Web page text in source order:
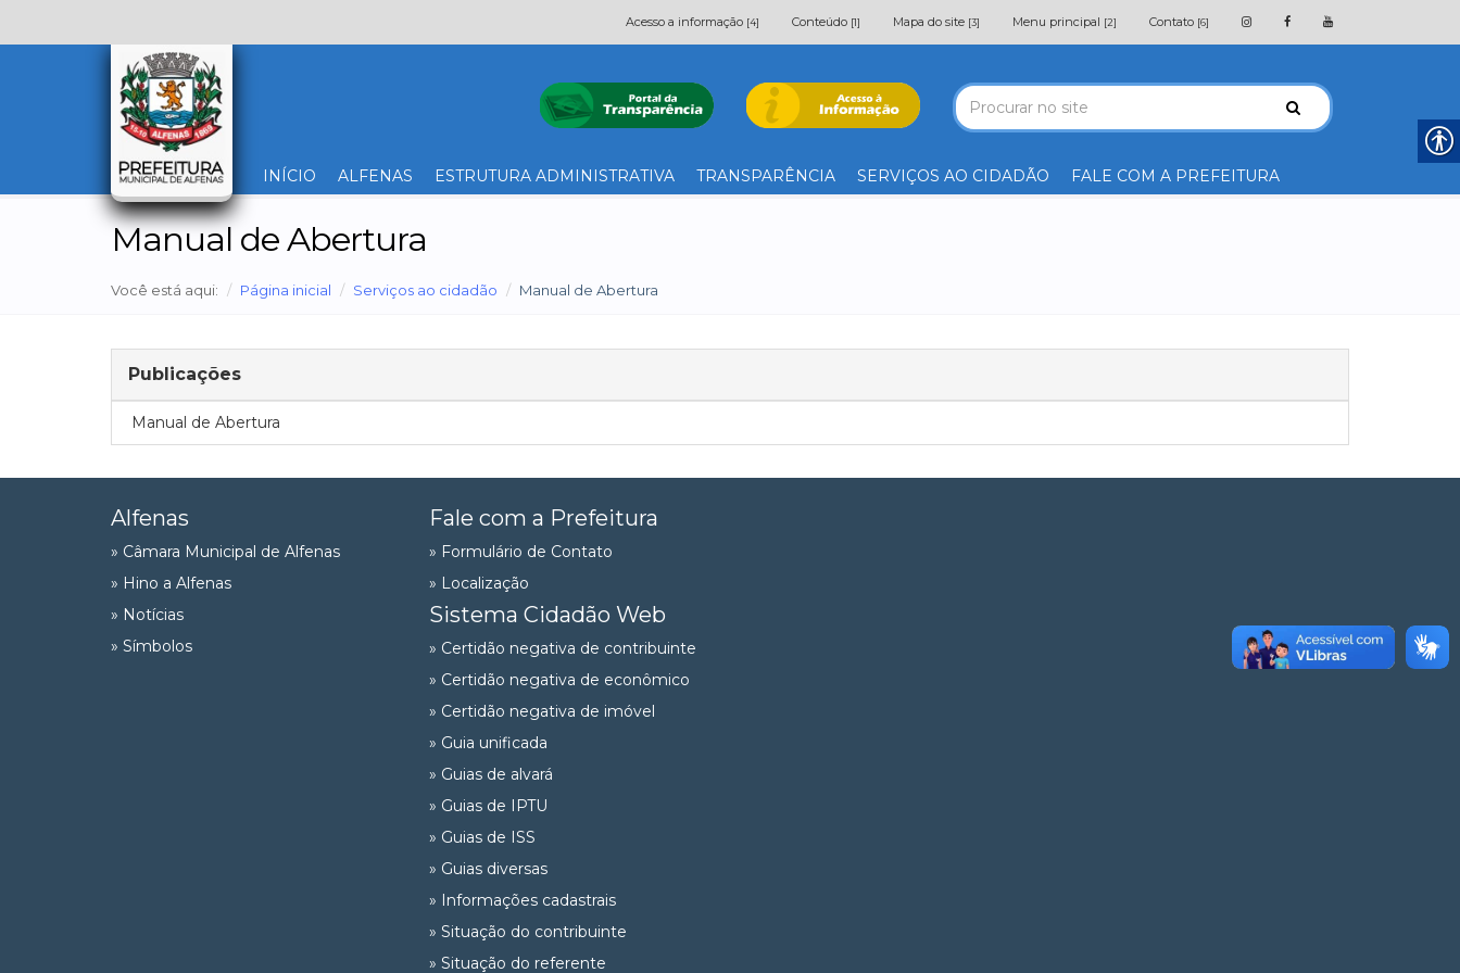
Acesso a informação [4] Conteúdo [1] Mapa do site [3] Menu principal [2] Contato [6]
INÍCIO ALFENAS ESTRUTURA ADMINISTRATIVA TRANSPARÊNCIA SERVIÇOS AO CIDADÃO FALE COM A PREFEITURA
Manual de Abertura
Você está aqui: Página inicial Serviços ao cidadão Manual de Abertura
Publicações
Manual de Abertura
Alfenas
» Câmara Municipal de Alfenas
» Hino a Alfenas
» Notícias
» Símbolos
Fale com a Prefeitura
» Formulário de Contato
» Localização
Sistema Cidadão Web
» Certidão negativa de contribuinte
» Certidão negativa de econômico
» Certidão negativa de imóvel
» Guia unificada
» Guias de alvará
» Guias de IPTU
» Guias de ISS
» Guias diversas
» Informações cadastrais
» Situação do contribuinte
» Situação do referente